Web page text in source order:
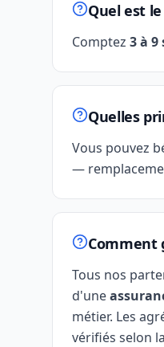
Quel est
Comptez 3 à 9
Quelles
Vous pouvez
—
Comment
Tous nos
d'une
métier. Les
vérifiés selon